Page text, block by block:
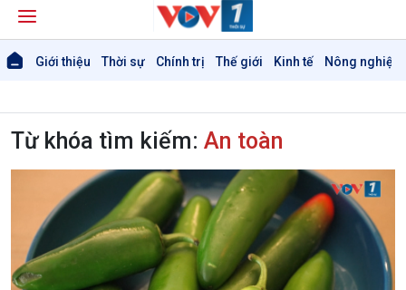
Giới thiệu Thời sự Chính trị Thế giới Kinh tế Nông nghiệp
Từ khóa tìm kiếm: An toàn